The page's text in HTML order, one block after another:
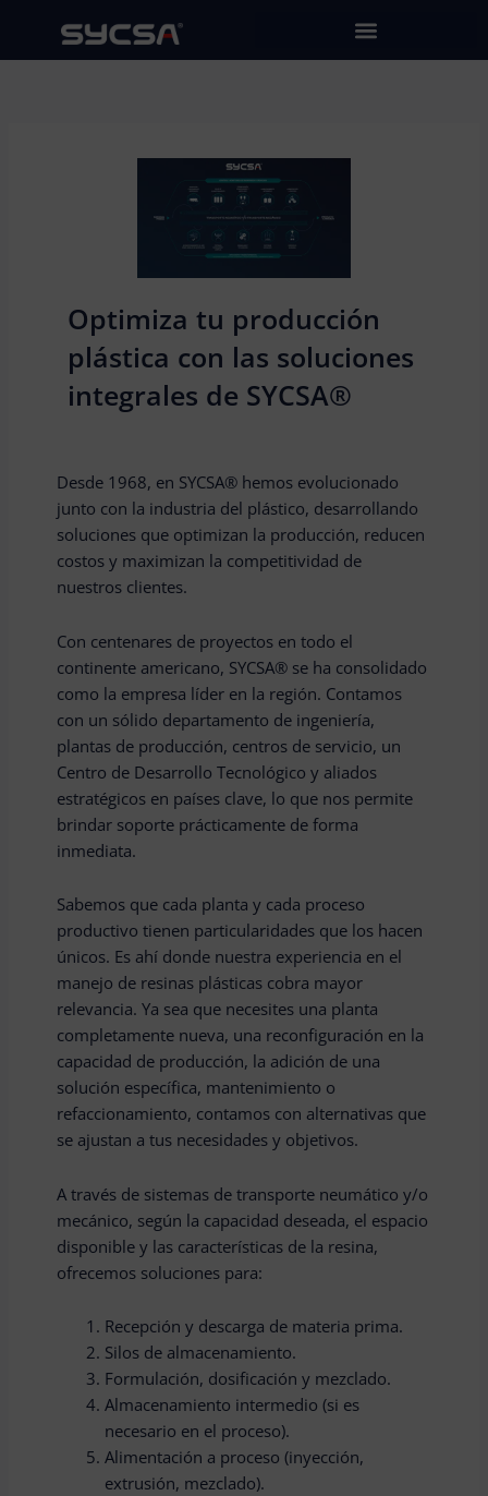
contenido
Optimiza tu producción
plástica con las soluciones
integrales de SYCSA®
Desde 1968, en SYCSA® hemos evolucionado
junto con la industria del plástico, desarrollando
soluciones que optimizan la producción, reducen
costos y maximizan la competitividad de
nuestros clientes.
Con centenares de proyectos en todo el
continente americano, SYCSA® se ha consolidado
como la empresa líder en la región. Contamos
con un sólido departamento de ingeniería,
plantas de producción, centros de servicio, un
Centro de Desarrollo Tecnológico y aliados
estratégicos en países clave, lo que nos permite
brindar soporte prácticamente de forma
inmediata.
Sabemos que cada planta y cada proceso
productivo tienen particularidades que los hacen
únicos. Es ahí donde nuestra experiencia en el
manejo de resinas plásticas cobra mayor
relevancia. Ya sea que necesites una planta
completamente nueva, una reconfiguración en la
capacidad de producción, la adición de una
solución específica, mantenimiento o
refaccionamiento, contamos con alternativas que
se ajustan a tus necesidades y objetivos.
A través de sistemas de transporte neumático y/o
mecánico, según la capacidad deseada, el espacio
disponible y las características de la resina,
ofrecemos soluciones para:
Recepción y descarga de materia prima.
Silos de almacenamiento.
Formulación, dosificación y mezclado.
Almacenamiento intermedio (si es
necesario en el proceso).
Alimentación a proceso (inyección,
extrusión, mezclado).